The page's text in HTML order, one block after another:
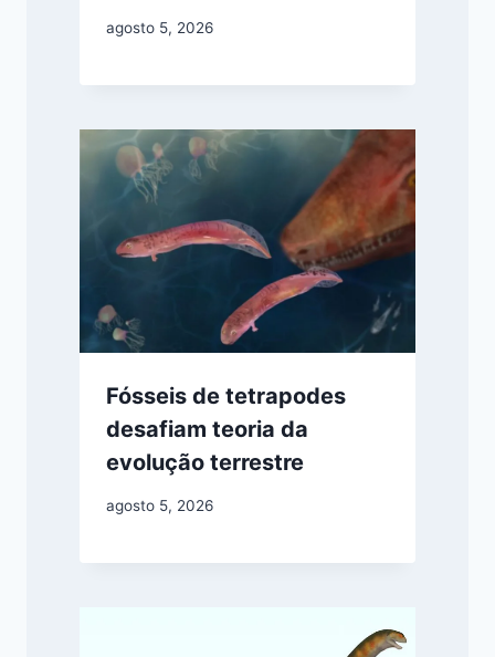
agosto 5, 2026
Fósseis de tetrapodes
desafiam teoria da
evolução terrestre
agosto 5, 2026